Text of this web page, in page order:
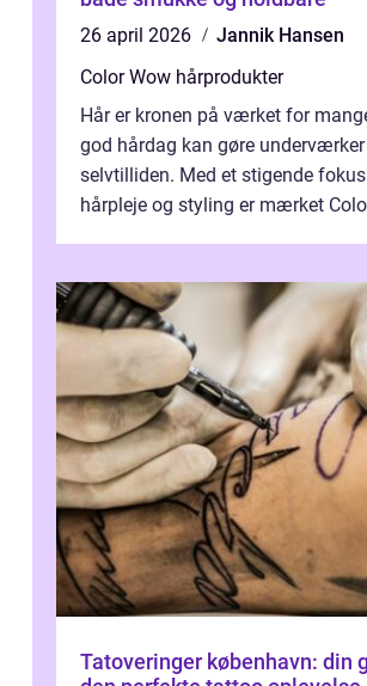
26 april 2026
Jannik Hansen
Color Wow hårprodukter
Hår er kronen på værket for
god hårdag kan gøre
selvtilliden. Med et stigende
hårpleje og styling er mærket
Tatoveringer københavn: din